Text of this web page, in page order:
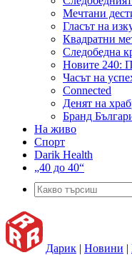
Мечтани
Гласът на
Квадратни
Следобедна
Новите 240:
Часът на
Connected
Денят на
Бранд
На живо
Спорт
Darik Health
„40 до 40“
Дарик | Новини |